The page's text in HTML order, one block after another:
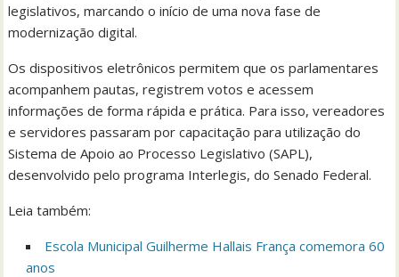
legislativos, marcando o início de uma nova fase de
modernização digital.
Os dispositivos eletrônicos permitem que os parlamentares
acompanhem pautas, registrem votos e acessem
informações de forma rápida e prática. Para isso, vereadores
e servidores passaram por capacitação para utilização do
Sistema de Apoio ao Processo Legislativo (SAPL),
desenvolvido pelo programa Interlegis, do Senado Federal.
Leia também:
Escola Municipal Guilherme Hallais França comemora 60
anos